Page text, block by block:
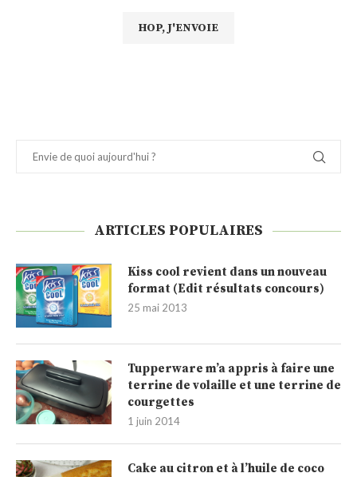
ARTICLES POPULAIRES
Kiss cool revient dans un nouveau
format (Edit résultats concours)
25 mai 2013
Tupperware m’a appris à faire une
terrine de volaille et une terrine de
courgettes
1 juin 2014
Cake au citron et à l’huile de coco